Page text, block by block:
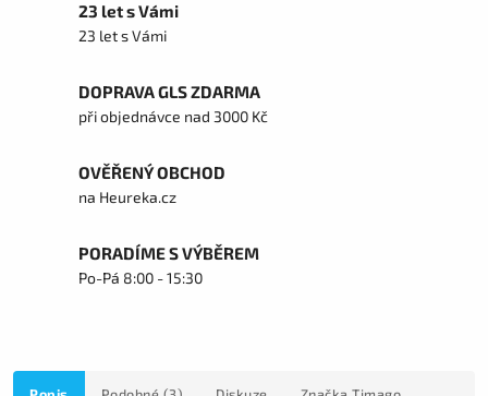
23 let s Vámi
23 let s Vámi
DOPRAVA GLS ZDARMA
při objednávce nad 3000 Kč
OVĚŘENÝ OBCHOD
na Heureka.cz
PORADÍME S VÝBĚREM
Po-Pá 8:00 - 15:30